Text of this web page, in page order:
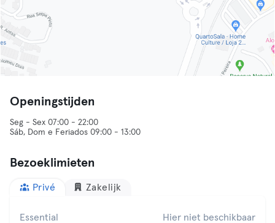
Openingstijden
Seg - Sex 07:00 - 22:00
Sáb, Dom e Feriados 09:00 - 13:00
Bezoeklimieten
Privé Zakelijk
Essential Hier niet beschikbaar